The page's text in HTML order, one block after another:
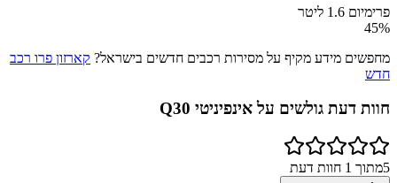
פרימיום 1.6 ליטר
45%
מחפשים מידע מקיף על מסירות רכבים חדשים בישראל? קארזון פרו רכב
חדש
חוות דעת גולשים על אינפיניטי Q30
5מתוך 1 חוות דעת